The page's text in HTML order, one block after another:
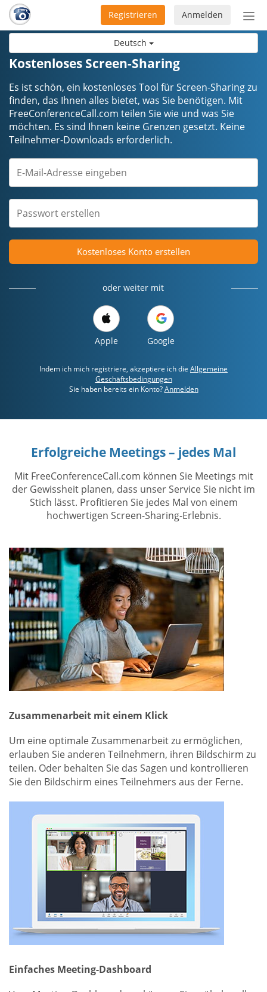
Deutsch
Anmelden
Registrieren
Kostenloses Screen-Sharing
Es ist schön, ein kostenloses Tool für Screen-Sharing zu
finden, das Ihnen alles bietet, was Sie benötigen. Mit
FreeConferenceCall.com teilen Sie wie und was Sie
möchten. Es sind Ihnen keine Grenzen gesetzt. Keine
Teilnehmer-Downloads erforderlich.
Kostenloses Konto erstellen
oder weiter mit
Apple Google
Indem ich mich registriere, akzeptiere ich die Allgemeine
Geschäftsbedingungen
Sie haben bereits ein Konto?Anmelden
Erfolgreiche Meetings – jedes Mal
Mit FreeConferenceCall.com können Sie Meetings mit
der Gewissheit planen, dass unser Service Sie nicht im
Stich lässt. Profitieren Sie jedes Mal von einem
hochwertigen Screen-Sharing-Erlebnis.
Zusammenarbeit mit einem Klick
Um eine optimale Zusammenarbeit zu ermöglichen,
erlauben Sie anderen Teilnehmern, ihren Bildschirm zu
teilen. Oder behalten Sie das Sagen und kontrollieren
Sie den Bildschirm eines Teilnehmers aus der Ferne.
Einfaches Meeting-Dashboard